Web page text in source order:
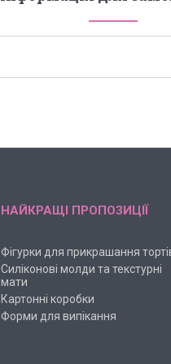
НАЙКРАЩІ ПРОПОЗИЦІЇ
Фігурки для прикрашання
Силіконові молди та текстурні
мати
Картонні коробки
Форми для випікання